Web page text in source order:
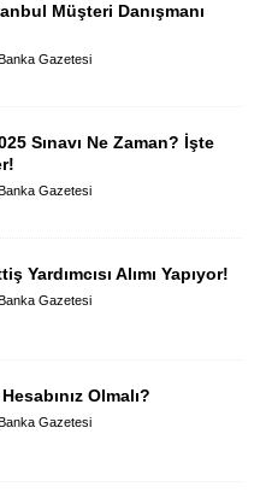
Müşteri Danışmanı
Gazetesi
Sınavı Ne Zaman? İşte
Gazetesi
Yardımcısı Alımı Yapıyor!
Gazetesi
Olmalı?
Gazetesi